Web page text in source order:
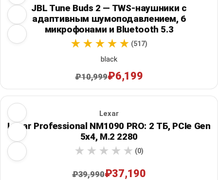
JBL Tune Buds 2 — TWS-наушники с
адаптивным шумоподавлением, 6
микрофонами и Bluetooth 5.3
(517)
black
₽10,999₽6,199
Lexar
Lexar Professional NM1090 PRO: 2 ТБ, PCIe Gen
5x4, M.2 2280
(0)
₽39,990₽37,190